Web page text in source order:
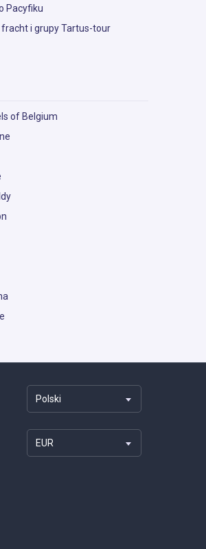
Pacyfiku
fracht i grupy Tartus-tour
of Belgium
Polski
EUR